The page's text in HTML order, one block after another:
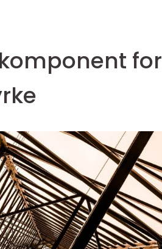
for